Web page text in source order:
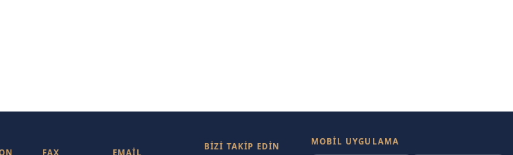
FAX EMAIL
BİZİ TAKİP EDİN MOBIL UYGULAMA